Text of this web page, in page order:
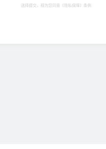
选择提交，视为您同意 《隐私保障》 条例